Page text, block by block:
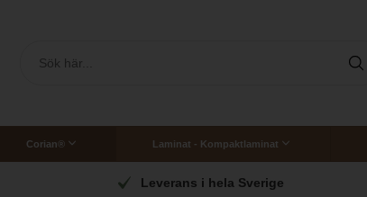
Corian® Laminat - Kompaktlaminat
SOMMARERBJUDANDE: SPARA 20 % PÅ LAMINAT